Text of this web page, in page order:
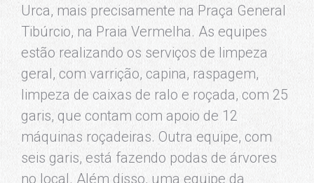
Urca, mais precisamente na Praça General
Tibúrcio, na Praia Vermelha. As equipes
estão realizando os serviços de limpeza
geral, com varrição, capina, raspagem,
limpeza de caixas de ralo e roçada, com 25
garis, que contam com apoio de 12
máquinas roçadeiras. Outra equipe, com
seis garis, está fazendo podas de árvores
no local. Além disso, uma equipe da